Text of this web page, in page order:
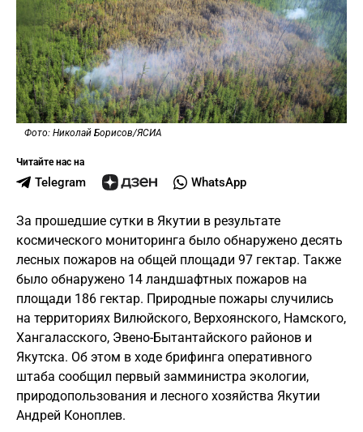
Фото: Николай Борисов/ЯСИА
Читайте нас на
Telegram WhatsApp
За прошедшие сутки в Якутии в результате
космического мониторинга было обнаружено десять
лесных пожаров на общей площади 97 гектар. Также
было обнаружено 14 ландшафтных пожаров на
площади 186 гектар. Природные пожары случились
на территориях Вилюйского, Верхоянского, Намского,
Хангаласского, Эвено-Бытантайского районов и
Якутска. Об этом в ходе брифинга оперативного
штаба сообщил первый замминистра экологии,
природопользования и лесного хозяйства Якутии
Андрей Коноплев.